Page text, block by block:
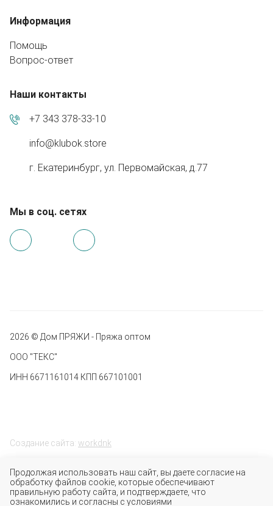
Информация
Помощь
Вопрос-ответ
Наши контакты
+7 343 378-33-10
info@klubok.store
г. Екатеринбург, ул. Первомайская, д.77
Мы в соц. сетях
2026 © Дом ПРЯЖИ - Пряжа оптом
ООО "ТЕКС"
ИНН 6671161014 КПП 667101001
Создание сайта: workdnk
Продолжая использовать наш сайт, вы даете согласие на
обработку файлов cookie, которые обеспечивают
правильную работу сайта, и подтверждаете, что
ознакомились и согласны с условиями